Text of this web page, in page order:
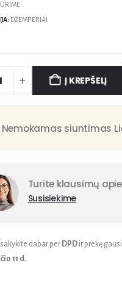
DŽEMPERIAI
Į KREPŠELĮ
Nemokamas siuntimas
Turite klausimų
Susisiekime
dabar per DPD ir prekę
11 d..